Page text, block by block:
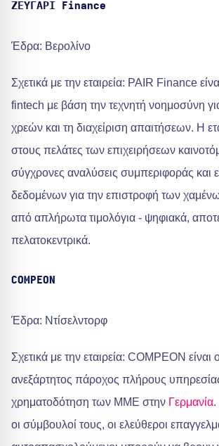
ΖΕΥΓΑΡΙ Finance
Έδρα: Βερολίνο
Σχετικά με την εταιρεία: PAIR Finance
fintech με βάση την τεχνητή νοημοσύνη
χρεών και τη διαχείριση απαιτήσεων. Η
στους πελάτες των επιχειρήσεων
σύγχρονες αναλύσεις συμπεριφοράς και
δεδομένων για την επιστροφή των
από απλήρωτα τιμολόγια - ψηφιακά,
πελατοκεντρικά.
COMPEON
Έδρα: Ντίσελντορφ
Σχετικά με την εταιρεία: COMPEON είναι
ανεξάρτητος πάροχος πλήρους
χρηματοδότηση των ΜΜΕ στην Γερμανία.
οι σύμβουλοί τους, οι ελεύθεροι